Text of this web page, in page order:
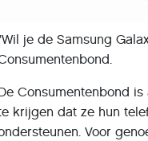
je de Samsung
Consumentenbond
krijgen dat ze hun
Voor